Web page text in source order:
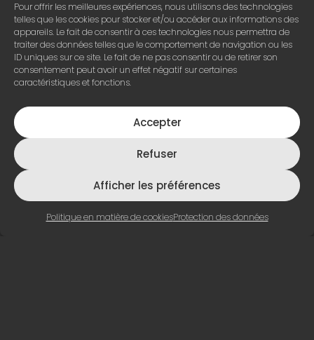
Pour offrir les meilleures expériences, nous utilisons des technologies
telles que les cookies pour stocker et/ou accéder aux informations des
appareils. Le fait de consentir à ces technologies nous permettra de
traiter des données telles que le comportement de navigation ou les
ID uniques sur ce site. Le fait de ne pas consentir ou de retirer son
consentement peut avoir un effet négatif sur certaines
caractéristiques et fonctions.
Accepter
Refuser
Afficher les préférences
Politique en matière de cookiesProtection des données